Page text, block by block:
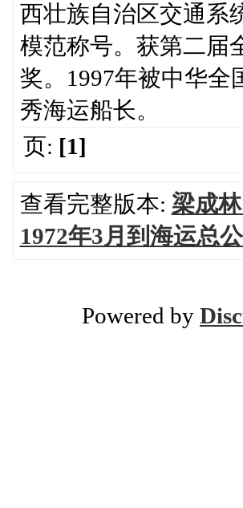
西壮族自治区交通系
模范称号。获第二届
奖。1997年被中华全
秀海运船长。
页: [1]
查看完整版本: 梁成
1972年3月到海运总
Powered by